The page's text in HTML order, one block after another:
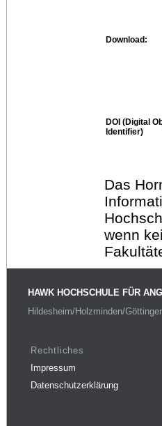
Download:
DOI (Digital
Identifier)
Das
wenn
HAWK HOCHSCHULE FÜR
Hildesheim/Holzminden/
Rechtliches
Impressum
Datenschutzerklärung